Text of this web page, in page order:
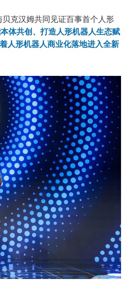
克汉姆共同见证百事首个人形
体共创、打造人形机器人生态赋
人形机器人商业化落地进入全新